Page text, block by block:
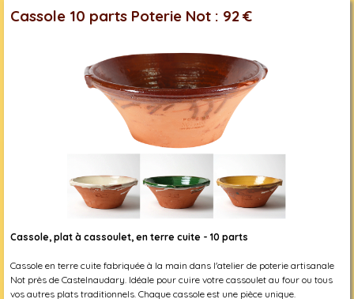
Cassole 10 parts Poterie Not : 92 €
Cassole, plat à cassoulet, en terre cuite - 10 parts
Cassole en terre cuite fabriquée à la main dans l'atelier de poterie artisanale
Not près de Castelnaudary. Idéale pour cuire votre cassoulet au four ou tous
vos autres plats traditionnels. Chaque cassole est une pièce unique.